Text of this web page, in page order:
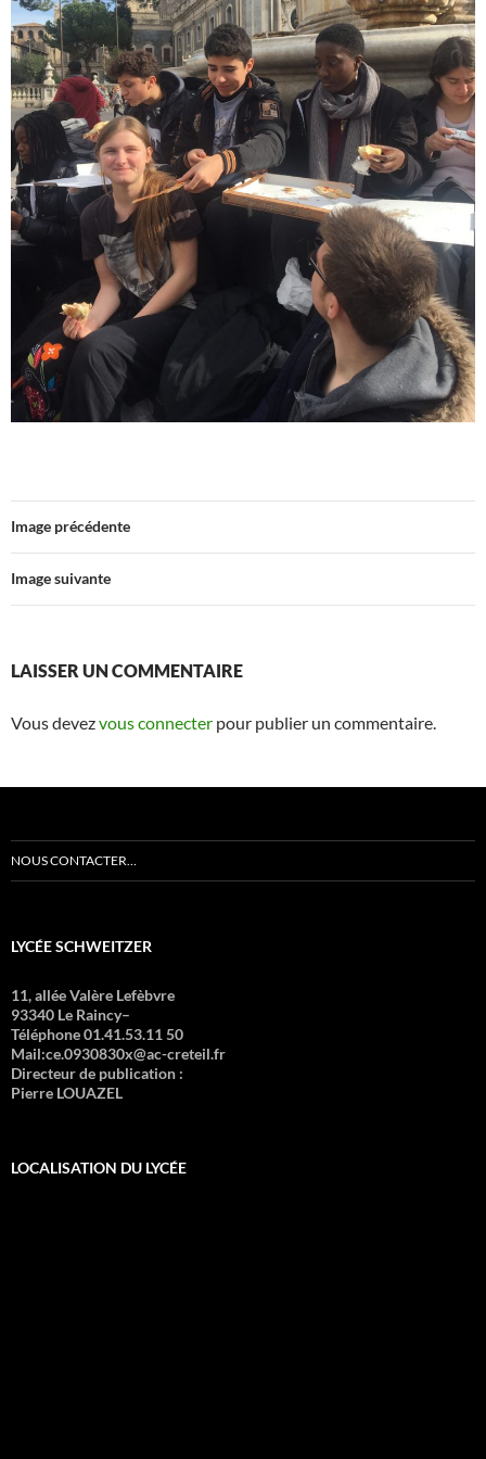
Image précédente
Image suivante
LAISSER UN COMMENTAIRE
Vous devezvous connecter pour publier un commentaire.
NOUS CONTACTER…
LYCÉE SCHWEITZER
11, allée Valère Lefèbvre
93340 Le Raincy–
Téléphone 01.41.53.11 50
Mail:ce.0930830x@ac-creteil.fr
Directeur de publication :
Pierre LOUAZEL
LOCALISATION DU LYCÉE